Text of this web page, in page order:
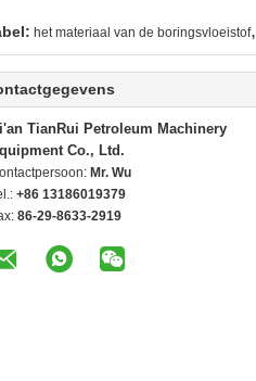
het materiaal van de boringsvloeistof,
TianRui Petroleum Machinery
Co., Ltd.
Mr. Wu
+86 13186019379
86-29-8633-2919